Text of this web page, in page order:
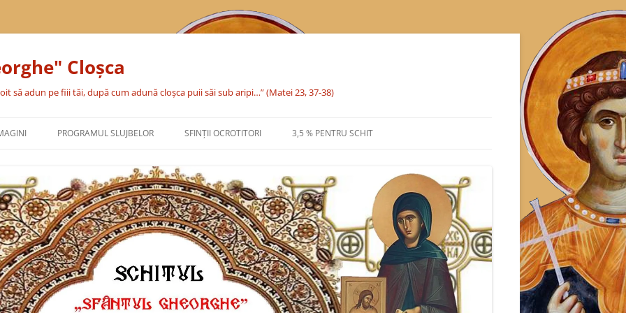
Cloşca
să adun pe fiii tăi, după cum adună cloşca puii săi sub aripi…” (Matei 23, 37-38)
PROGRAMUL SLUJBELOR SFINŢII OCROTITORI
SFÂNTUL MARE MUCENIC
GHEORGHE
3,5 % PENTRU SCHIT